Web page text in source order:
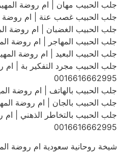
جلب الحبيب مهان | ام روضة المهيري |
جلب الحبيب غصب عنة | ام روضة المهيري |
جلب الحبيب الغضبان | ام روضة المهيري |
جلب الحبيب المهاجر | ام روضة المهيري |
جلب الحبيب البعيد | ام روضة المهيري |
جلب الحبيب مجرد التفكير بة | ام
0016616662995
جلب الحبيب بالهاتف | ام روضة المهيري |
جلب الحبيب بالجان | ام روضة المهيري |
جلب الحبيب بالتخاطر الذهني | ام
0016616662995
شيخة روحانية سعودية ام روضة